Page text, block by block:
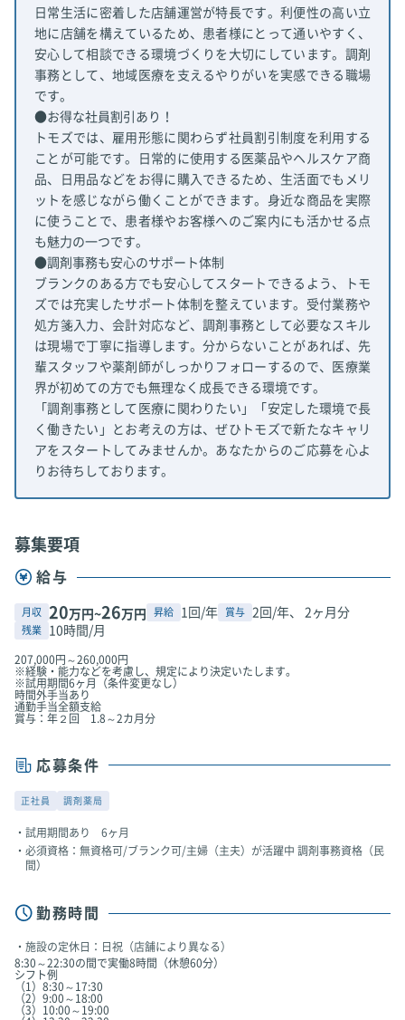
日常生活に密着した店舗運営が特長です。利便性の高い立
地に店舗を構えているため、患者様にとって通いやすく、
安心して相談できる環境づくりを大切にしています。調剤
事務として、地域医療を支えるやりがいを実感できる職場
です。
●お得な社員割引あり！
トモズでは、雇用形態に関わらず社員割引制度を利用する
ことが可能です。日常的に使用する医薬品やヘルスケア商
品、日用品などをお得に購入できるため、生活面でもメリ
ットを感じながら働くことができます。身近な商品を実際
に使うことで、患者様やお客様へのご案内にも活かせる点
も魅力の一つです。
●調剤事務も安心のサポート体制
ブランクのある方でも安心してスタートできるよう、トモ
ズでは充実したサポート体制を整えています。受付業務や
処方箋入力、会計対応など、調剤事務として必要なスキル
は現場で丁寧に指導します。分からないことがあれば、先
輩スタッフや薬剤師がしっかりフォローするので、医療業
界が初めての方でも無理なく成長できる環境です。
「調剤事務として医療に関わりたい」「安定した環境で長
く働きたい」とお考えの方は、ぜひトモズで新たなキャリ
アをスタートしてみませんか。あなたからのご応募を心よ
りお待ちしております。
募集要項
給与
月収 20万円~26万円 昇給 1回/年 賞与 2回/年、 2ヶ月分
残業 10時間/月
207,000円～260,000円
※経験・能力などを考慮し、規定により決定いたします。
※試用期間6ヶ月（条件変更なし）
時間外手当あり
通勤手当全額支給
賞与：年２回 1.8～2カ月分
応募条件
正社員 調剤薬局
試用期間あり 6ヶ月
必須資格：無資格可/ブランク可/主婦（主夫）が活躍中 調剤事務資格（民
間）
勤務時間
施設の定休日：日祝（店舗により異なる）
8:30～22:30の間で実働8時間（休憩60分）
シフト例
（1）8:30～17:30
（2）9:00～18:00
（3）10:00～19:00